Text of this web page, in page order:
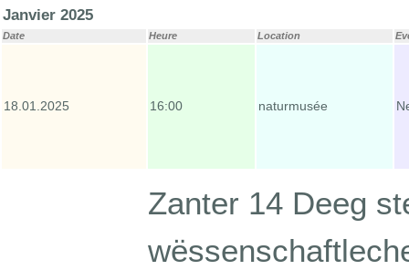
Janvier 2025
Date Heure Location
18.01.2025 16:00 naturmusée
Zanter 14 Deeg